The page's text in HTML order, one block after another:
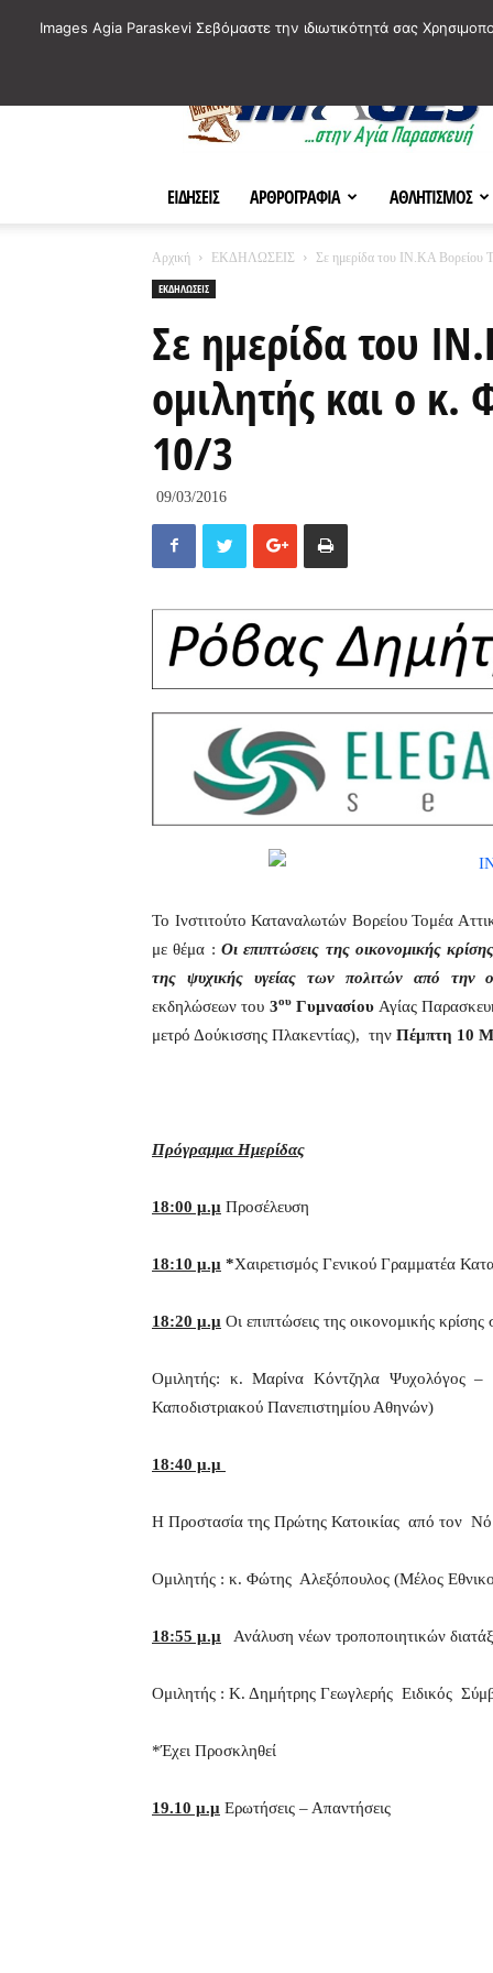
ΕΙΔΗΣΕΙΣ ΑΡΘΡΟΓΡΑΦΙΑ ΑΘΛΗΤΙΣΜΟΣ
Αρχική ΕΚΔΗΛΩΣΕΙΣ
Σε ημερίδα του ΙΝ.ΚΑ Βορείου
ΕΚΔΗΛΩΣΕΙΣ
Σε ημερίδα του
ομιλητής και ο
10/3
09/03/2016
Το Ινστιτούτο Καταναλωτών Βορείου Τομέα
με θέμα : Oι επιπτώσεις της οικονομικής
της ψυχικής υγείας των πολιτών από την
εκδηλώσεων του 3ουΓυμνασίου Αγίας
μετρό Δούκισσης Πλακεντίας), την Πέμπτη 10
Πρόγραμμα Ημερίδας
18:00 μ.μ Προσέλευση
18:10 μ.μ *Χαιρετισμός Γενικού Γραμματέα
18:20 μ.μ Oι επιπτώσεις της οικονομικής
Ομιλητής: κ. Μαρίνα Κόντζηλα Ψυχολόγος
Καποδιστριακού Πανεπιστημίου Αθηνών)
18:40 μ.μ
H Προστασία της Πρώτης Κατοικίας από τον
Ομιλητής : κ. Φώτης Αλεξόπουλος (Μέλος
18:55 μ.μ Ανάλυση νέων τροποποιητικών
Ομιλητής : Κ. Δημήτρης Γεωγλερής Ειδικός
*Έχει Προσκληθεί
19.10 μ.μ Ερωτήσεις – Απαντήσεις
Images Agia Paraskevi Σεβόμαστε την ιδιωτικότητά σας